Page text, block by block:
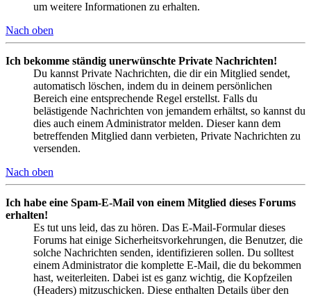
um weitere Informationen zu erhalten.
Nach oben
Ich bekomme ständig unerwünschte Private Nachrichten!
Du kannst Private Nachrichten, die dir ein Mitglied sendet,
automatisch löschen, indem du in deinem persönlichen
Bereich eine entsprechende Regel erstellst. Falls du
belästigende Nachrichten von jemandem erhältst, so kannst du
dies auch einem Administrator melden. Dieser kann dem
betreffenden Mitglied dann verbieten, Private Nachrichten zu
versenden.
Nach oben
Ich habe eine Spam-E-Mail von einem Mitglied dieses Forums
erhalten!
Es tut uns leid, das zu hören. Das E-Mail-Formular dieses
Forums hat einige Sicherheitsvorkehrungen, die Benutzer, die
solche Nachrichten senden, identifizieren sollen. Du solltest
einem Administrator die komplette E-Mail, die du bekommen
hast, weiterleiten. Dabei ist es ganz wichtig, die Kopfzeilen
(Headers) mitzuschicken. Diese enthalten Details über den